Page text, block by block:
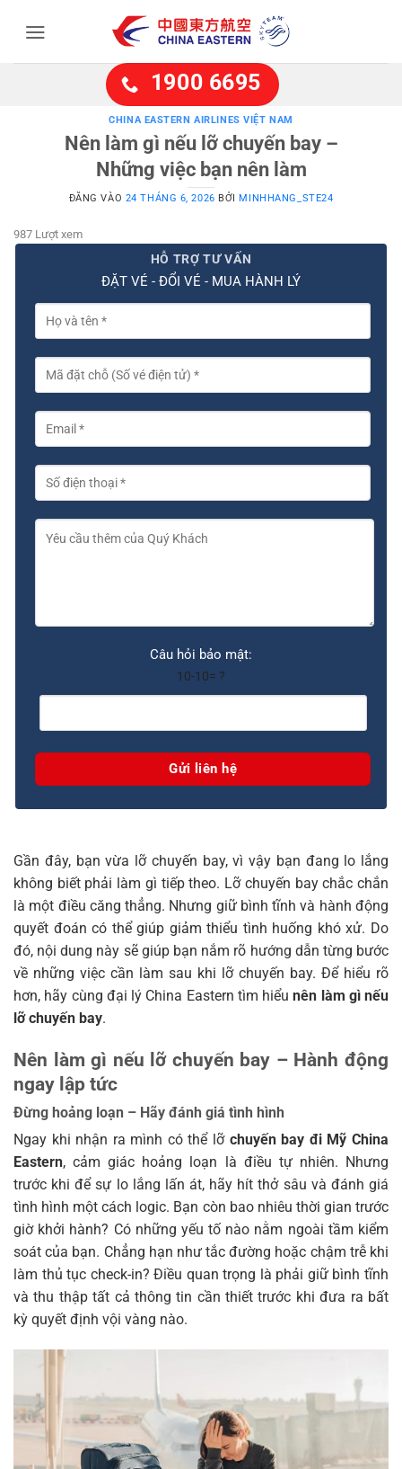
1900 6695
CHINA EASTERN AIRLINES VIỆT NAM
Nên làm gì nếu lỡ chuyến bay –
Những việc bạn nên làm
ĐĂNG VÀO 24 THÁNG 6, 2026 BỞIMINHHANG_STE24
987 Lượt xem
HỖ TRỢ TƯ VẤN
ĐẶT VÉ - ĐỔI VÉ - MUA HÀNH LÝ
Câu hỏi bảo mật:
10-10= ?
Gần đây, bạn vừa lỡ chuyến bay, vì vậy bạn đang lo lắng
không biết phải làm gì tiếp theo. Lỡ chuyến bay chắc chắn
là một điều căng thẳng. Nhưng giữ bình tĩnh và hành động
quyết đoán có thể giúp giảm thiểu tình huống khó xử. Do
đó, nội dung này sẽ giúp bạn nắm rõ hướng dẫn từng bước
về những việc cần làm sau khi lỡ chuyến bay. Để hiểu rõ
hơn, hãy cùng đại lý China Eastern tìm hiểunên làm gì nếu
lỡ chuyến bay.
Nên làm gì nếu lỡ chuyến bay – Hành động
ngay lập tức
Đừng hoảng loạn – Hãy đánh giá tình hình
Ngay khi nhận ra mình có thể lỡ chuyến bay đi Mỹ China
Eastern, cảm giác hoảng loạn là điều tự nhiên. Nhưng
trước khi để sự lo lắng lấn át, hãy hít thở sâu và đánh giá
tình hình một cách logic. Bạn còn bao nhiêu thời gian trước
giờ khởi hành? Có những yếu tố nào nằm ngoài tầm kiểm
soát của bạn. Chẳng hạn như tắc đường hoặc chậm trễ khi
làm thủ tục check-in? Điều quan trọng là phải giữ bình tĩnh
và thu thập tất cả thông tin cần thiết trước khi đưa ra bất
kỳ quyết định vội vàng nào.